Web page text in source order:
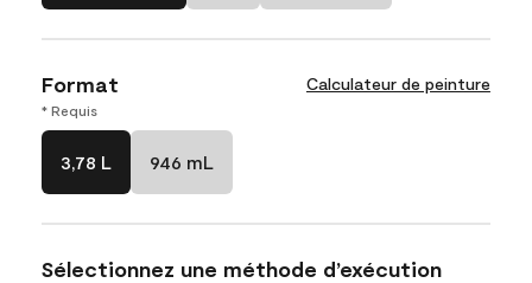
Format Calculateur de peinture
* Requis
3,78 L 946 mL
Sélectionnez une méthode d’exécution